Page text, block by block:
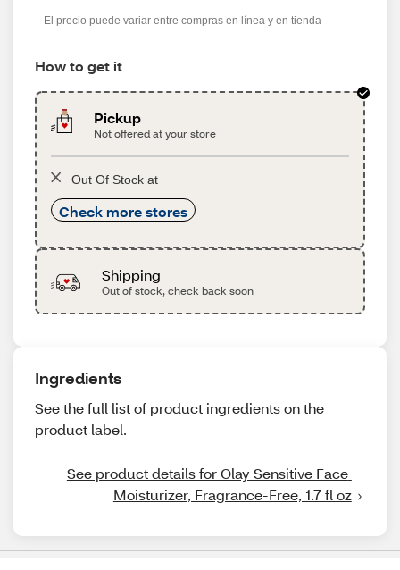
El precio puede variar entre compras en línea y en tienda
How to get it
Pickup
Not offered at your store
Out Of Stock at
Check more stores
Shipping
Out of stock, check back soon
Ingredients
See the full list of product ingredients on the
product label.
See product details for Olay Sensitive Face
Moisturizer, Fragrance-Free, 1.7 fl oz